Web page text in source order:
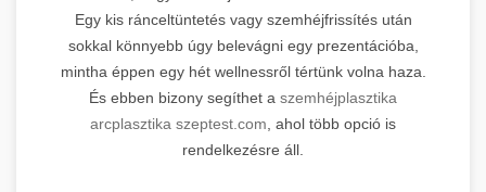
Egy kis ránceltüntetés vagy szemhéjfrissítés után
sokkal könnyebb úgy belevágni egy prezentációba,
mintha éppen egy hét wellnessről tértünk volna haza.
És ebben bizony segíthet a szemhéjplasztika
arcplasztika szeptest.com , ahol több opció is
rendelkezésre áll.